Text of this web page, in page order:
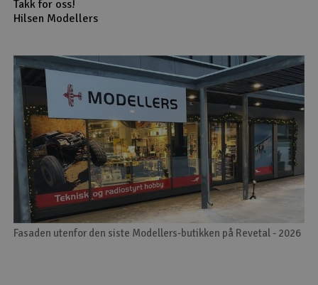
Takk for oss!
Hilsen Modellers
Fasaden utenfor den siste Modellers-butikken på Revetal - 2026